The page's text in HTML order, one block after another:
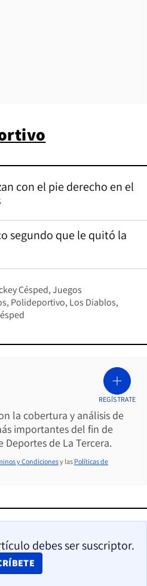
con el pie derecho en el
segundo que le quitó la
Césped Juegos
Polideportivo Los Diablos
la cobertura y análisis de
importantes del fin de
de La Tercera.
REGÍSTRATE
y Condicionesy las Políticas de
debes ser suscriptor.
IN NEW WINDOW